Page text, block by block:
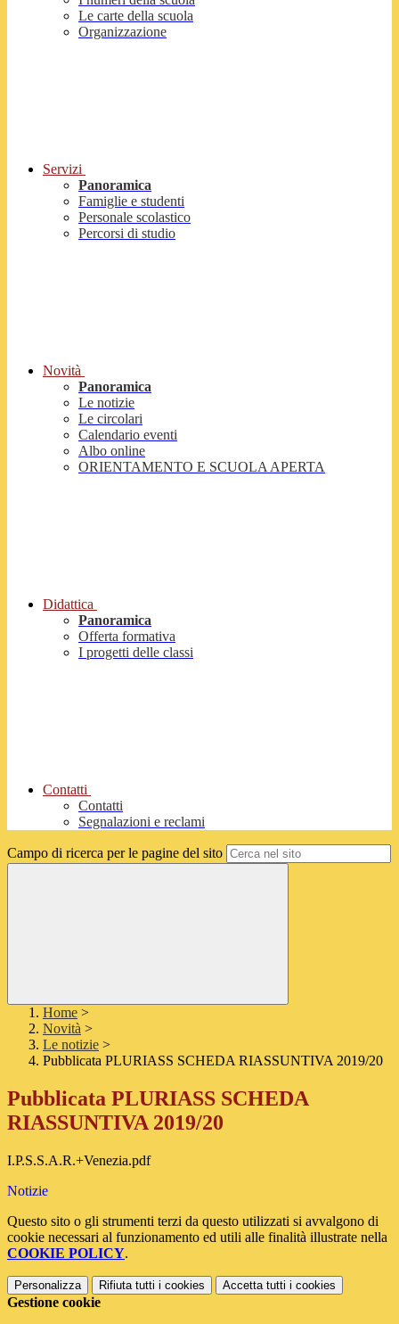
Le carte della scuola
Organizzazione
Servizi
Panoramica
Famiglie e studenti
Personale scolastico
Percorsi di studio
Novità
Panoramica
Le notizie
Le circolari
Calendario eventi
Albo online
ORIENTAMENTO E SCUOLA APERTA
Didattica
Panoramica
Offerta formativa
I progetti delle classi
Contatti
Contatti
Segnalazioni e reclami
Campo di ricerca per le pagine del sito
Home >
Novità >
Le notizie >
Pubblicata PLURIASS SCHEDA RIASSUNTIVA 2019/20
Pubblicata PLURIASS SCHEDA
RIASSUNTIVA 2019/20
I.P.S.S.A.R.+Venezia.pdf
Notizie
Questo sito o gli strumenti terzi da questo utilizzati si avvalgono di
cookie necessari al funzionamento ed utili alle finalità illustrate nella
COOKIE POLICY.
Personalizza Rifiuta tutti i cookies Accetta tutti i cookies
Gestione cookie